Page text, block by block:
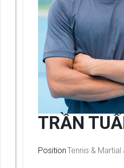
TRẦN
PositionTennis &